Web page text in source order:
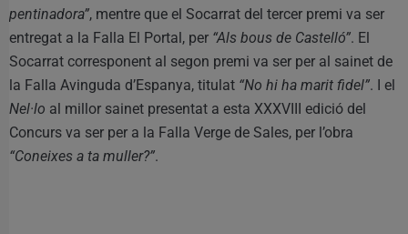
pentinadora”, mentre que el Socarrat del tercer premi va ser
entregat a la Falla El Portal, per “Als bous de Castelló”. El
Socarrat corresponent al segon premi va ser per al sainet de
la Falla Avinguda d’Espanya, titulat “No hi ha marit fidel”. I el
Nel·lo al millor sainet presentat a esta XXXVIII edició del
Concurs va ser per a la Falla Verge de Sales, per l’obra
“Coneixes a ta muller?”.